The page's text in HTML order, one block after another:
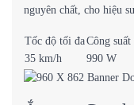
nguyên chất, cho hiệu
Tốc độ tối đa
35 km/h
Công
990 W